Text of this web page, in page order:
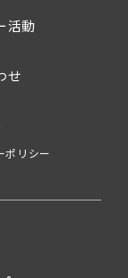
活動
せ
ポリシー